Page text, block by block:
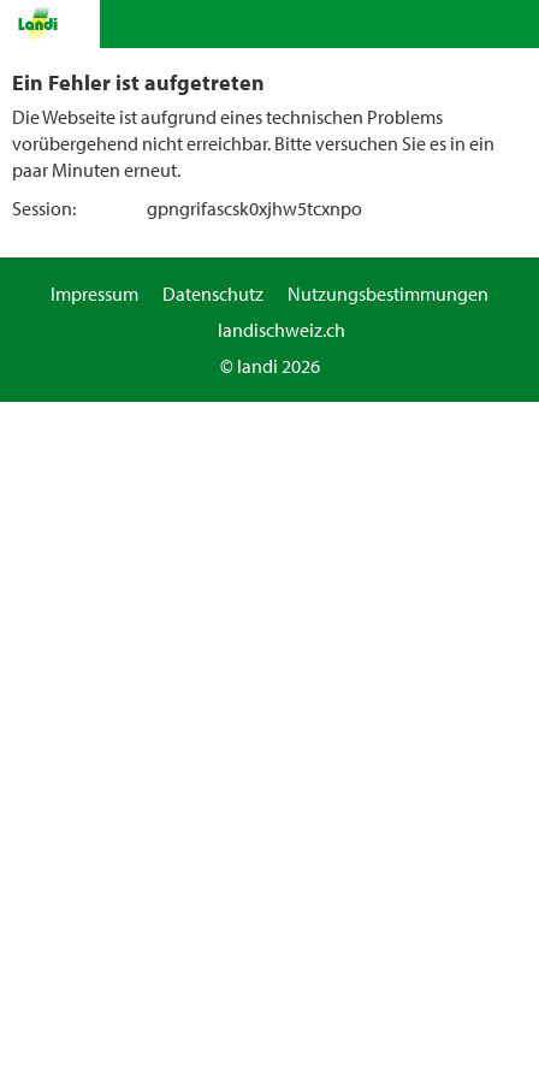
Ein Fehler ist aufgetreten
Die Webseite ist aufgrund eines technischen Problems
vorübergehend nicht erreichbar. Bitte versuchen Sie es in ein
paar Minuten erneut.
Session:
gpngrifascsk0xjhw5tcxnpo
Impressum Datenschutz
Nutzungsbestimmungen
landischweiz.ch
© landi 2026